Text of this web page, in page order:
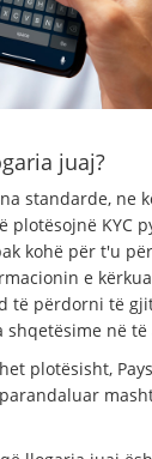
juaj?
standarde, ne
KYC
kohë për t'u
e
të përdorni të
shqetësime në
plotësisht,